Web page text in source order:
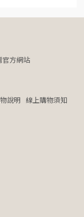
官方網站
說明 線上購物須知